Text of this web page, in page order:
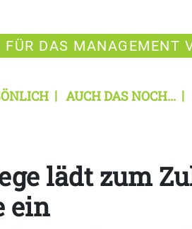
DAS MANAGEMENT
AUCH DAS NOCH...
lädt zum
ein